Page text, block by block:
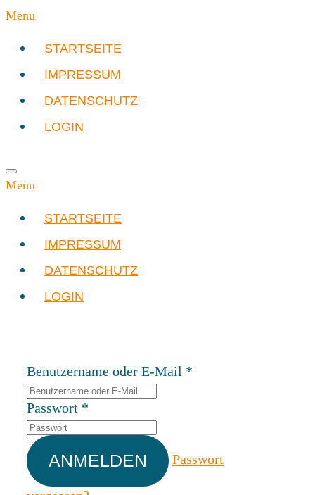
Menu
STARTSEITE
IMPRESSUM
DATENSCHUTZ
LOGIN
Menu
STARTSEITE
IMPRESSUM
DATENSCHUTZ
LOGIN
Benutzername oder E-Mail *
Passwort *
Passwort